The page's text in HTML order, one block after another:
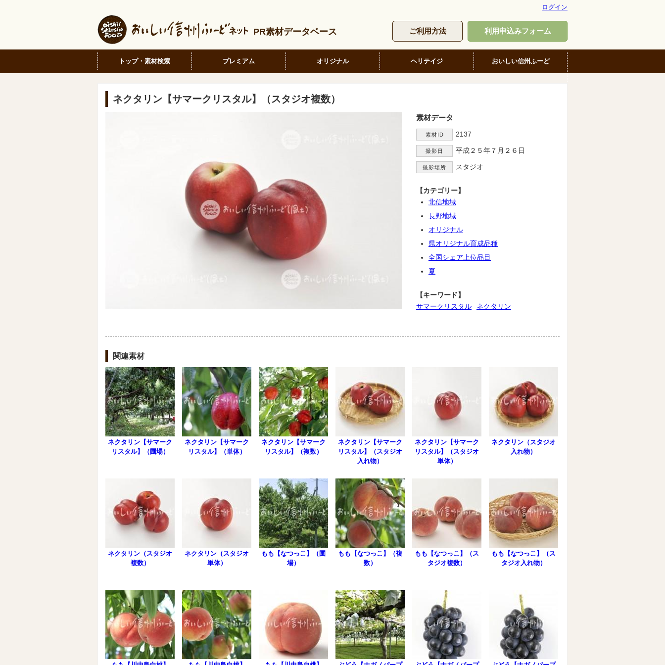
ログイン
PR素材データベース ご利用方法 利用申込みフォーム
トップ・素材検索 プレミアム オリジナル ヘリテイジ おいしい信州ふーど
ネクタリン【サマークリスタル】（スタジオ複数）
素材データ
素材ID 2137
撮影日 平成２５年７月２６日
撮影場所 スタジオ
【カテゴリー】
北信地域
長野地域
オリジナル
県オリジナル育成品種
全国シェア上位品目
夏
【キーワード】
サマークリスタル
ネクタリン
関連素材
ネクタリン【サマーク
リスタル】（圃場）
ネクタリン【サマーク
リスタル】（単体）
ネクタリン【サマーク
リスタル】（複数）
ネクタリン【サマーク
リスタル】（スタジオ
入れ物）
ネクタリン【サマーク
リスタル】（スタジオ
単体）
ネクタリン（スタジオ
入れ物）
ネクタリン（スタジオ
複数）
ネクタリン（スタジオ
単体）
もも【なつっこ】（圃
場）
もも【なつっこ】（複
数）
もも【なつっこ】（ス
タジオ複数）
もも【なつっこ】（ス
タジオ入れ物）